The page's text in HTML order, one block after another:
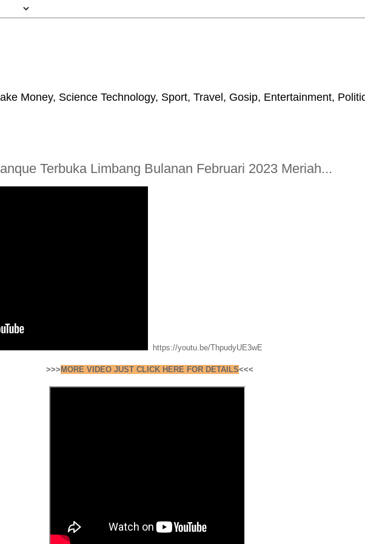
Money, Science Technology, Sport, Travel, Gosip, Entertainment,
Terbuka Limbang Bulanan Februari 2023 Meriah...
https://youtu.be/ThpudyUE3wE
>>>MORE VIDEO JUST CLICK HERE FOR DETAILS<<<